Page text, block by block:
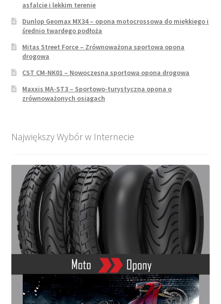
asfalcie i lekkim terenie
Dunlop Geomax MX34 – opona motocrossowa do miękkiego i
średnio twardego podłoża
Mitas Street Force – Zrównoważona sportowa opona
drogowa
CST CM-NK01 – Nowoczesna sportowa opona drogowa
Maxxis MA-ST3 – Sportowo-turystyczna opona o
zrównoważonych osiągach
Największy Wybór w Internecie